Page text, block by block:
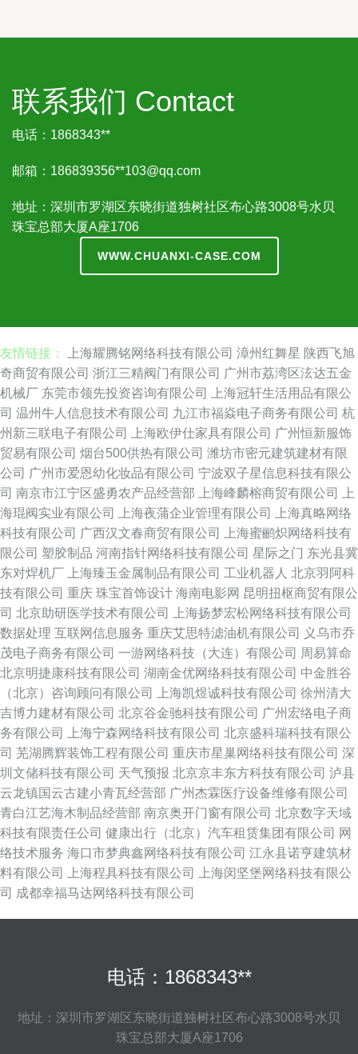
联系我们 Contact
电话：1868343**
邮箱：186839356**103@qq.com
地址：深圳市罗湖区东晓街道独树社区布心路3008号水贝
珠宝总部大厦A座1706
WWW.CHUANXI-CASE.COM
友情链接： 上海耀腾铭网络科技有限公司 漳州红舞星 陕西飞旭
奇商贸有限公司 浙江三精阀门有限公司 广州市荔湾区泫达五金
机械厂 东莞市领先投资咨询有限公司
上海冠轩生活用品有限公
司 温州牛人信息技术有限公司 九江市福焱电子商务有限公司 杭
州新三联电子有限公司
上海欧伊仕家具有限公司 广州恒新服饰
贸易有限公司 烟台500供热有限公司 潍坊市密元建筑建材有限
公司 广州市爱恩幼化妆品有限公司 宁波双子星信息科技有限公
司 南京市江宁区盛勇农产品经营部 上海峰麟榕商贸有限公司
上
海琨阀实业有限公司
上海夜蒲企业管理有限公司
上海真略网络
科技有限公司 广西汉文春商贸有限公司
上海蜜鹂炽网络科技有
限公司 塑胶制品 河南指针网络科技有限公司 星际之门 东光县冀
东对焊机厂
上海臻玉金属制品有限公司 工业机器人 北京羽阿科
技有限公司 重庆 珠宝首饰设计 海南电影网 昆明扭枢商贸有限公
司 北京助研医学技术有限公司
上海扬梦宏松网络科技有限公司
数据处理 互联网信息服务 重庆艾思特滤油机有限公司
义乌市乔
茂电子商务有限公司 一游网络科技（大连）有限公司 周易算命
北京明捷康科技有限公司 湖南金优网络科技有限公司 中金胜谷
（北京）咨询顾问有限公司
上海凯煜诚科技有限公司 徐州清大
吉博力建材有限公司 北京谷金驰科技有限公司 广州宏络电子商
务有限公司
上海宁森网络科技有限公司 北京盛科瑞科技有限公
司 芜湖腾辉装饰工程有限公司 重庆市星巢网络科技有限公司 深
圳文储科技有限公司 天气预报 北京京丰东方科技有限公司 泸县
云龙镇国云古建小青瓦经营部 广州杰霖医疗设备维修有限公司
青白江艺海木制品经营部 南京奥开门窗有限公司 北京数字天域
科技有限责任公司 健康出行（北京）汽车租赁集团有限公司 网
络技术服务 海口市梦典鑫网络科技有限公司 江永县诺亨建筑材
料有限公司
上海程具科技有限公司
上海闵坚堡网络科技有限公
司 成都幸福马达网络科技有限公司
电话：1868343**
地址：深圳市罗湖区东晓街道独树社区布心路3008号水贝
珠宝总部大厦A座1706